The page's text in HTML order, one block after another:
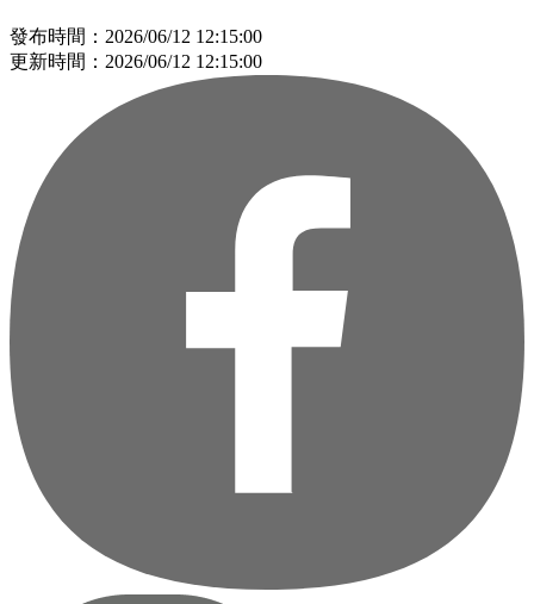
發布時間：2026/06/12 12:15:00
更新時間：2026/06/12 12:15:00